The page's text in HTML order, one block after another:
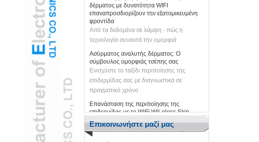
πιο έξυπνες και πιο αποτελεσματικές
λύσεις. Ας ενώσουμε τα χέρια με το
Deepseek για να απελευθερώσουμε το
έξυπνο μέλλον και να δημιουργήσουμε
μαζί τις άπειρες δυνατότητες!
επαναπροσδιορίζουν την εξατομικευμένη
φροντίδα
Από τα δεδομένα σε λάμψη - πώς η
τεχνολογία συναντά την ομορφιά
Ασύρματος αναλυτής δέρματος: Ο
σύμβουλος ομορφιάς τσέπης σας
Ενισχύστε το ταξίδι περιποίησης της
επιδερμίδας σας με διαγνωστικά σε
πραγματικό χρόνο
Επανάσταση της περιποίησης της
επιδερμίδας με το WiFi WiLeless Skin
Analyzer που τροφοδοτείται με AI
Η τεχνολογία ομορφιάς επόμενου γενικού
συνδυάζει ακρίβεια και ευκολία
Επικοινωνήστε μαζί μας